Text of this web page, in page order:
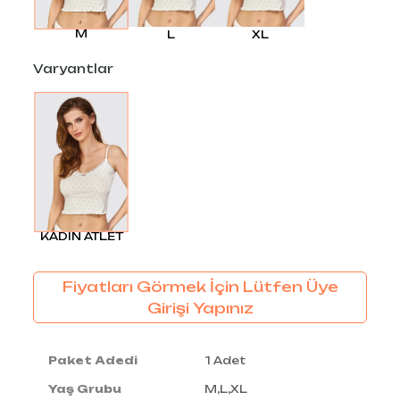
M L XL
Varyantlar
KADIN ATLET
Fiyatları Görmek İçin Lütfen Üye
Girişi Yapınız
Paket Adedi 1 Adet
Yaş Grubu M,L,XL